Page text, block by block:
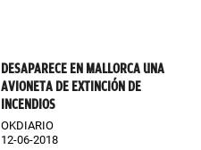
DESAPARECE EN MALLORCA UNA
AVIONETA DE EXTINCIÓN DE
INCENDIOS
OKDIARIO
12-06-2018